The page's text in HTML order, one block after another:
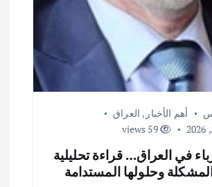
أهم الأخبار , العراق
59 views
في العراق… قراءة تحليلية
وحلولها المستدامة